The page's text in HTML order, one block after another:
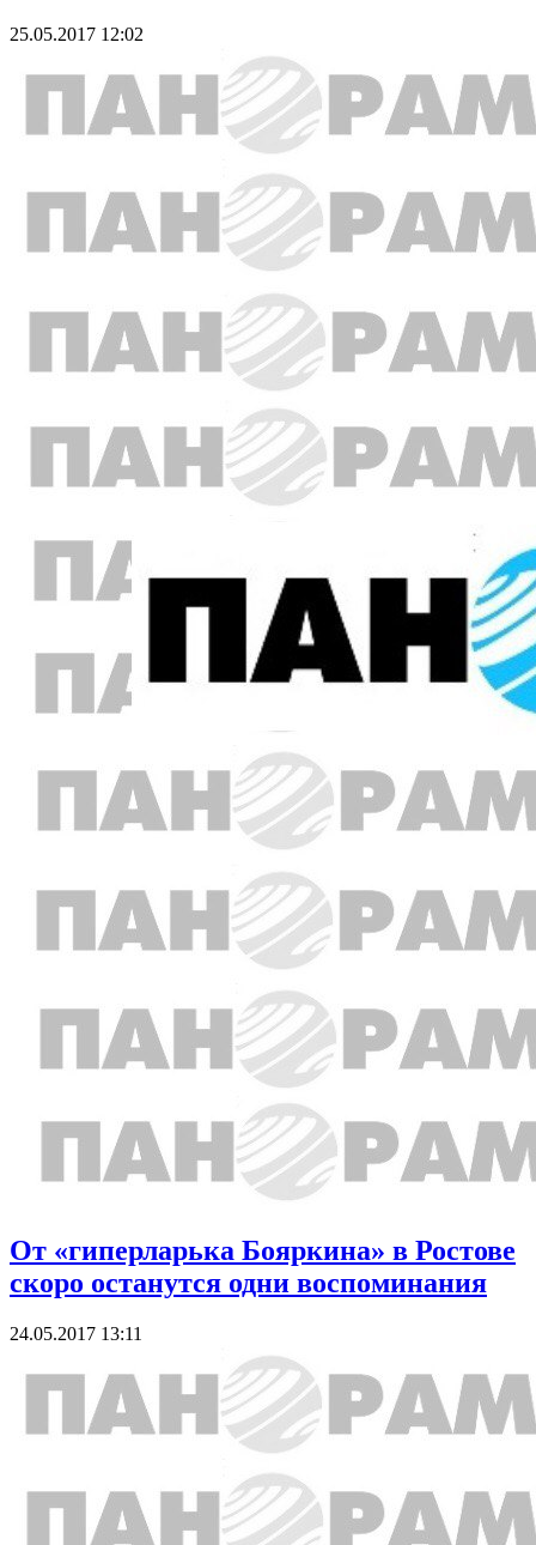
25.05.2017 12:02
От «гиперларька Бояркина» в Ростове
скоро останутся одни воспоминания
24.05.2017 13:11